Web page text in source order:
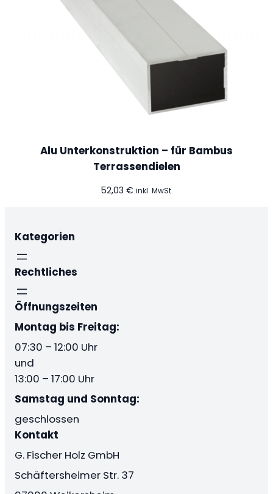
Alu Unterkonstruktion – für Bambus
Terrassendielen
52,03 € inkl. MwSt.
Kategorien
Rechtliches
Öffnungszeiten
Montag bis Freitag:
07:30 – 12:00 Uhr
und
13:00 – 17:00 Uhr
Samstag und Sonntag:
geschlossen
Kontakt
G. Fischer Holz GmbH
Schäftersheimer Str. 37